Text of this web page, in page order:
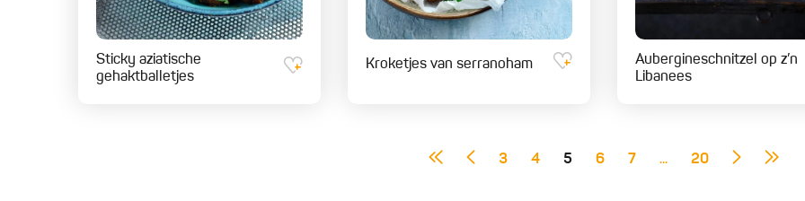
Sticky aziatische
gehaktballetjes
Kroketjes van serranoham
Aubergineschnitzel op z’n
Libanees
3 4 5 6 7 ... 20